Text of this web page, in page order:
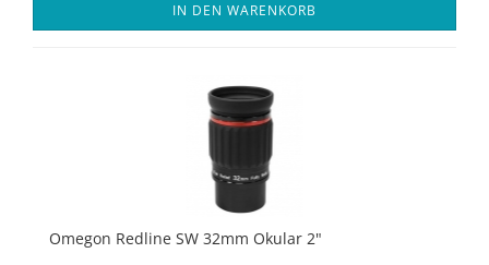
IN DEN WARENKORB
Omegon Redline SW 32mm Okular 2"